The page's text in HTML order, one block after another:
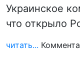
Украинское
что открыло
читать...